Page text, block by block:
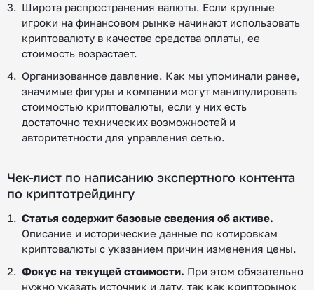
Широта распространения валюты. Если крупные
игроки на финансовом рынке начинают использовать
криптовалюту в качестве средства оплаты, ее
стоимость возрастает.
Организованное давление. Как мы упоминали ранее,
значимые фигуры и компании могут манипулировать
стоимостью криптовалюты, если у них есть
достаточно технических возможностей и
авторитетности для управления сетью.
Чек-лист по написанию экспертного контента
по криптотрейдингу
Статья содержит базовые сведения об активе.
Описание и исторические данные по котировкам
криптовалюты с указанием причин изменения цены.
Фокус на текущей стоимости. При этом обязательно
нужно указать источник и дату, так как крипторынок